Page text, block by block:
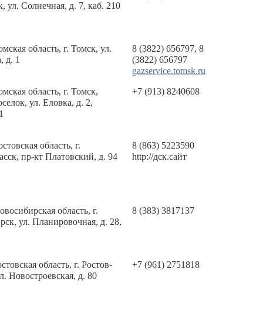
ул. Солнечная, д. 7, каб. 210
область, г. Томск, ул.
д. 1
8 (3822) 656797, 8
(3822) 656797
gazservice.tomsk.ru
область, г. Томск,
ул. Еловка, д. 2,
+7 (913) 8240608
область, г.
пр-кт Платовский, д. 94
8 (863) 5223590
http://дск.сайт
область, г.
ул. Планировочная, д. 28,
8 (383) 3817137
область, г. Ростов-
Новостроевская, д. 80
+7 (961) 2751818